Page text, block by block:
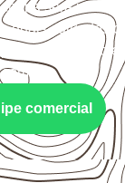
será
quais cuidados
formato e
comercial